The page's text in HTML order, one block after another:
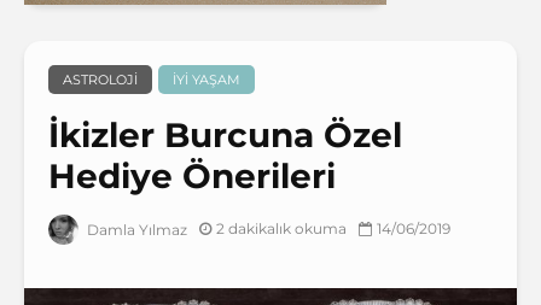
ASTROLOJI İYI YAŞAM
İkizler Burcuna Özel
Hediye Önerileri
Damla Yılmaz 2 dakikalık okuma 14/06/2019